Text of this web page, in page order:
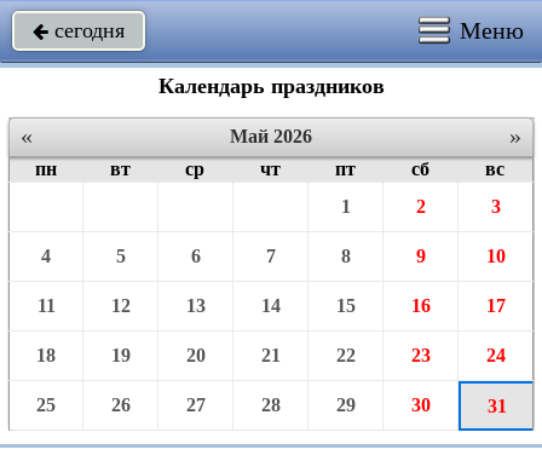
 сегодня Меню
Календарь праздников
« »
Май 2026
пн
вт ср чт пт сб
вс
1
2 3
4 5 6 7 8 9 10
11 12 13 14 15 16 17
18 19 20 21 22 23 24
25 26 27 28 29 30 31